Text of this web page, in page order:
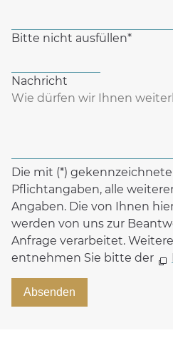
Bitte nicht ausfüllen*
Nachricht
Die mit (*)
Pflichtangaben, alle
Angaben. Die von Ihnen
werden von uns zur
Anfrage verarbeitet.
entnehmen Sie bitte der
Absenden